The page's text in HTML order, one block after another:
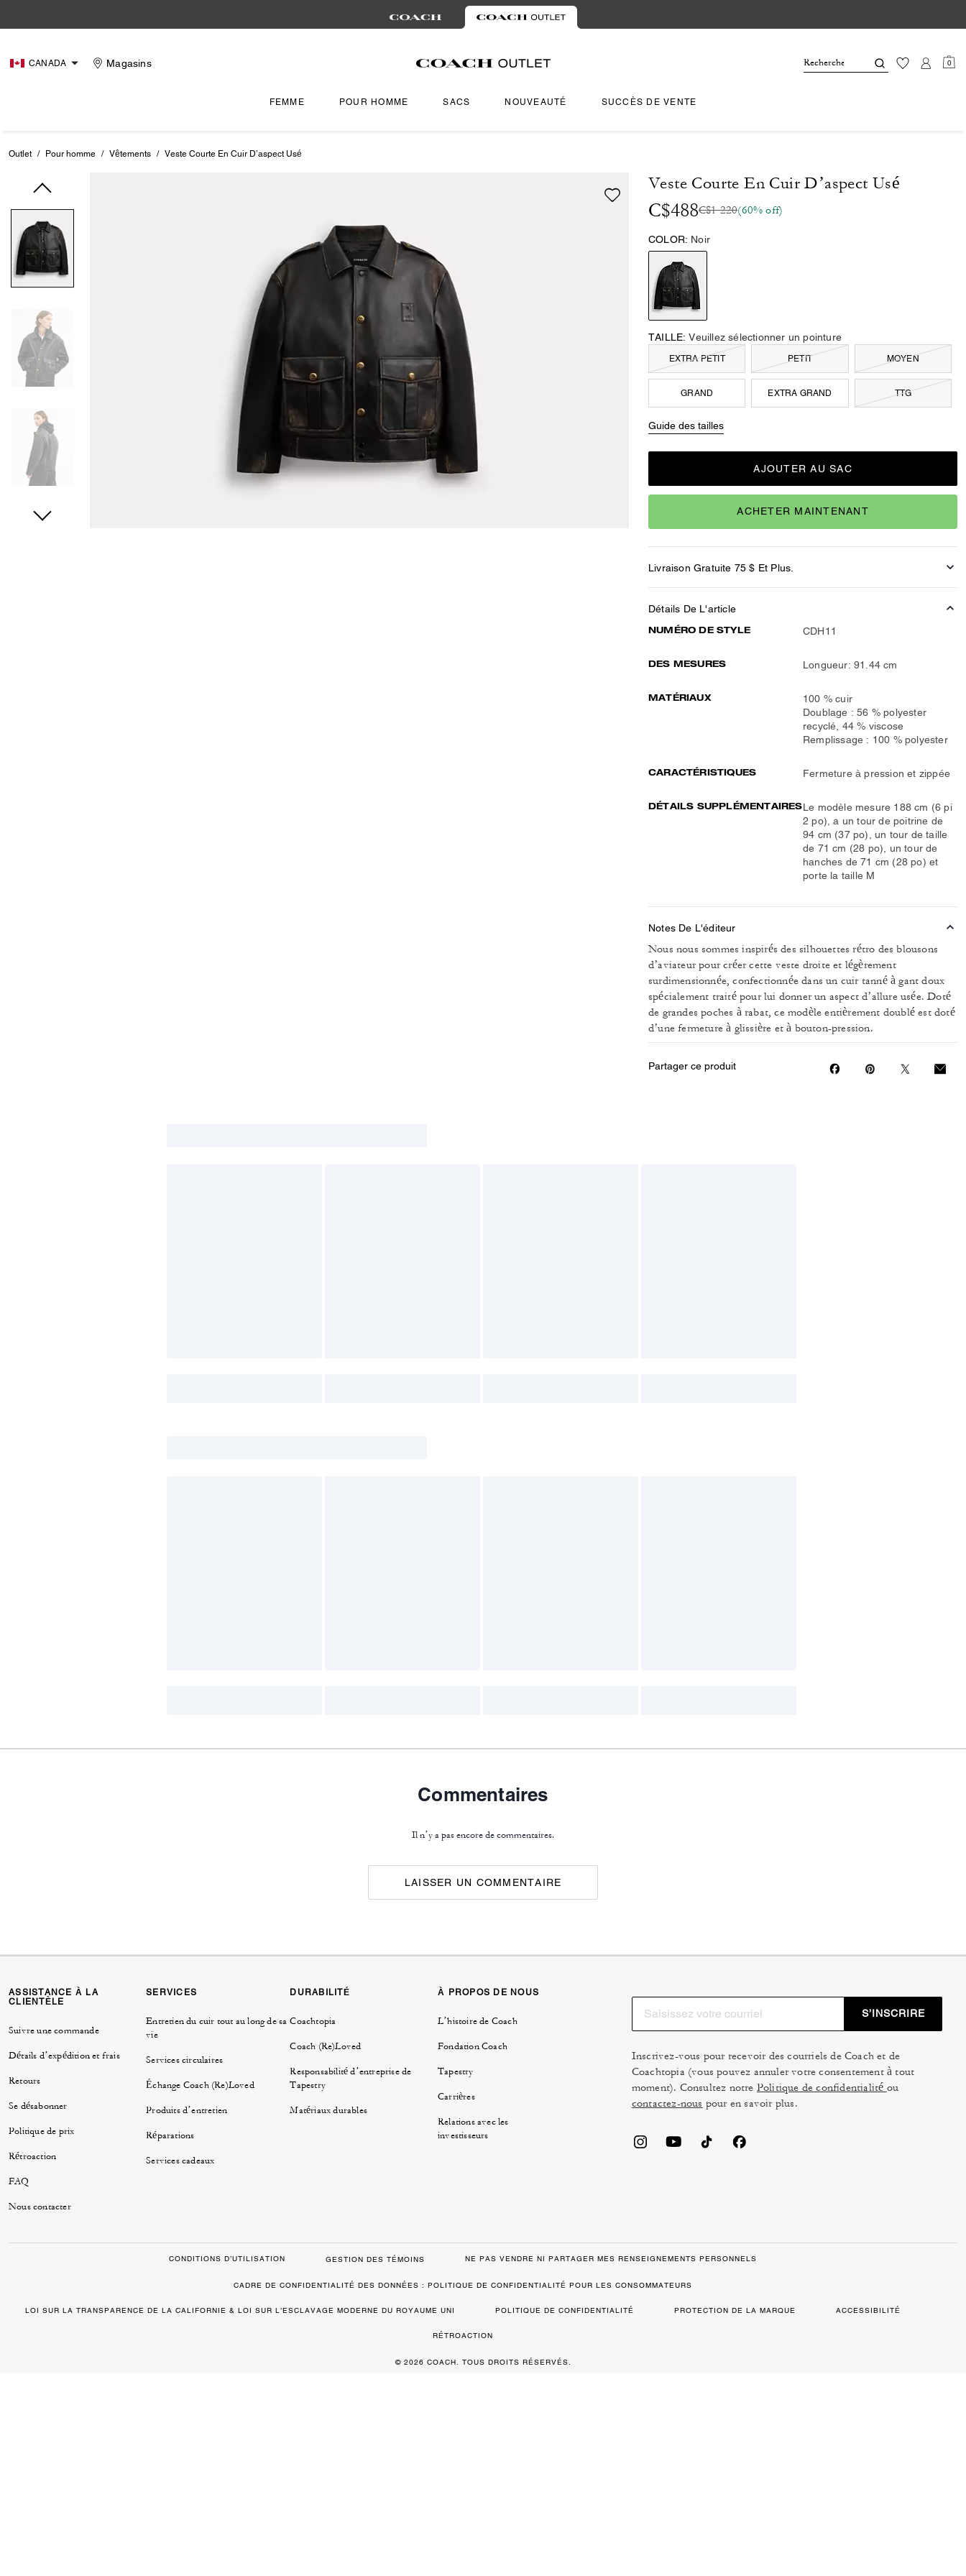
CANADA Magasins 0
FEMME POUR HOMME SACS NOUVEAUTÉ SUCCÈS DE VENTE
Outlet / Pour homme / Vêtements / Veste Courte En Cuir D’aspect Usé
Veste Courte En Cuir D’aspect Usé
C$488C$1 220(60% off)
COLOR: Noir
TAILLE: Veuillez sélectionner un pointure
EXTRA PETIT PETIT MOYEN
GRAND EXTRA GRAND TTG
Guide des tailles
AJOUTER AU SAC
ACHETER MAINTENANT
Livraison Gratuite 75 $ Et Plus.
Détails De L'article
NUMÉRO DE STYLE CDH11
DES MESURES Longueur: 91.44 cm
MATÉRIAUX
100 % cuir
Doublage : 56 % polyester
recyclé, 44 % viscose
Remplissage : 100 % polyester
CARACTÉRISTIQUES Fermeture à pression et zippée
DÉTAILS SUPPLÉMENTAIRESLe modèle mesure 188 cm (6 pi
2 po), a un tour de poitrine de
94 cm (37 po), un tour de taille
de 71 cm (28 po), un tour de
hanches de 71 cm (28 po) et
porte la taille M
Notes De L'éditeur
Nous nous sommes inspirés des silhouettes rétro des blousons
d’aviateur pour créer cette veste droite et légèrement
surdimensionnée, confectionnée dans un cuir tanné à gant doux
spécialement traité pour lui donner un aspect d’allure usée. Doté
de grandes poches à rabat, ce modèle entièrement doublé est doté
d’une fermeture à glissière et à bouton-pression.
Partager ce produit
Commentaires
Il n’y a pas encore de commentaires.
LAISSER UN COMMENTAIRE
ASSISTANCE À LA
CLIENTÈLE
Suivre une commande
Détails d’expédition et frais
Retours
Se désabonner
Politique de prix
Rétroaction
FAQ
Nous contacter
SERVICES
Entretien du cuir tout au long de sa
vie
Services circulaires
Échange Coach (Re)Loved
Produits d’entretien
Réparations
Services cadeaux
DURABILITÉ
Coachtopia
Coach (Re)Loved
Responsabilité d’entreprise de
Tapestry
Matériaux durables
À PROPOS DE NOUS
L’histoire de Coach
Fondation Coach
Tapestry
Carrières
Relations avec les
investisseurs
S’INSCRIRE
Inscrivez-vous pour recevoir des courriels de Coach et de
Coachtopia (vous pouvez annuler votre consentement à tout
moment). Consultez notre Politique de confidentialité ou
contactez-nous pour en savoir plus.
CONDITIONS D’UTILISATION GESTION DES TÉMOINS NE PAS VENDRE NI PARTAGER MES RENSEIGNEMENTS PERSONNELS
CADRE DE CONFIDENTIALITÉ DES DONNÉES : POLITIQUE DE CONFIDENTIALITÉ POUR LES CONSOMMATEURS
LOI SUR LA TRANSPARENCE DE LA CALIFORNIE & LOI SUR L’ESCLAVAGE MODERNE DU ROYAUME UNI POLITIQUE DE CONFIDENTIALITÉ PROTECTION DE LA MARQUE ACCESSIBILITÉ
RÉTROACTION
© 2026 COACH. TOUS DROITS RÉSERVÉS.